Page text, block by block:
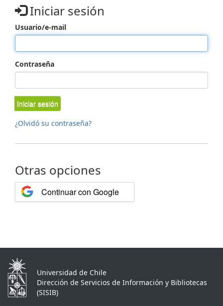
Iniciar sesión
Usuario/e-mail
Contraseña
Iniciar sesión
¿Olvidó su contraseña?
Otras opciones
Continuar con Google
Universidad de Chile
Dirección de Servicios de Información y Bibliotecas
(SISIB)